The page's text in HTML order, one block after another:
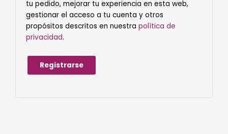
tu pedido, mejorar tu experiencia en esta web,
gestionar el acceso a tu cuenta y otros
propósitos descritos en nuestra política de
privacidad.
Registrarse